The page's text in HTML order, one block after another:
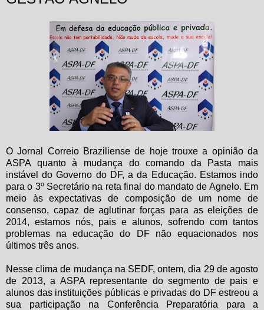
O Jornal Correio Braziliense de hoje trouxe a opinião da
ASPA quanto à mudança do comando da Pasta mais
instável do Governo do DF, a da Educação. Estamos indo
para o 3º Secretário na reta final do mandato de Agnelo. Em
meio às expectativas de composição de um nome de
consenso, capaz de aglutinar forças para as eleições de
2014, estamos nós, pais e alunos, sofrendo com tantos
problemas na educação do DF não equacionados nos
últimos três anos.
Nesse clima de mudança na SEDF, ontem, dia 29 de agosto
de 2013, a ASPA representante do segmento de pais e
alunos das instituições públicas e privadas do DF estreou a
sua participação na Conferência Preparatória para a